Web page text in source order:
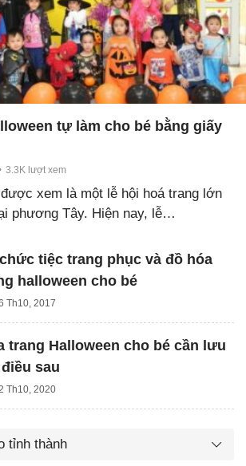
tự làm cho bé bằng giấy
3.3K lượt xem
xem là một lễ hội hoá trang lớn
phương Tây. Hiện nay, lễ…
tiệc trang phục và đồ hóa
halloween cho bé
Th10, 2017
trang Halloween cho bé cần lưu
sau
Th10, 2020
tỉnh thành